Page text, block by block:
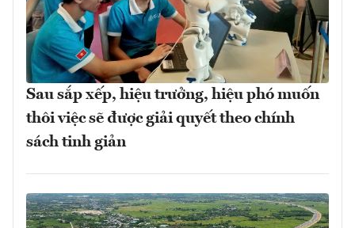
Sau sắp xếp, hiệu trưởng, hiệu phó muốn
thôi việc sẽ được giải quyết theo chính
sách tinh giản